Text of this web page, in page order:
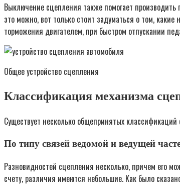
Выключение сцепления также помогает производить
это можно, вот только стоит задуматься о том,
торможения двигателем, при быстром отпускании
Общее устройство сцепления
Классификация механизма
Существует несколько общепринятых
По типу связей ведомой и ведущей
Разновидностей сцепления несколько, причем его
счету, различия имеются небольшие. Как было